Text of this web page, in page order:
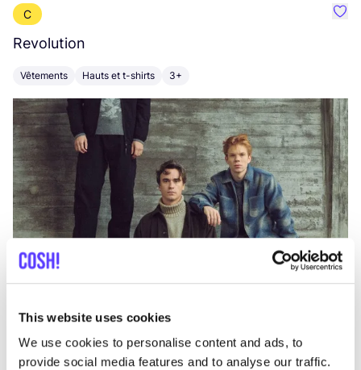
This website uses cookies
We use cookies to personalise content and ads, to
provide social media features and to analyse our traffic.
C
Revolution
Vêtements Hauts et t-shirts 3+